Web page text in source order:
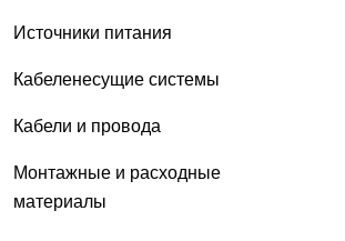
Источники питания
Кабеленесущие системы
Кабели и провода
Монтажные и расходные
материалы